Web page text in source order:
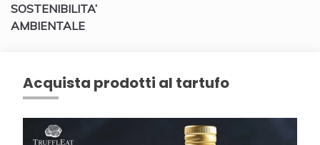
SOSTENIBILITA’
AMBIENTALE
Acquista prodotti al tartufo